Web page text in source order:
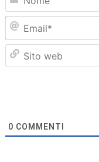
0 COMMENTI